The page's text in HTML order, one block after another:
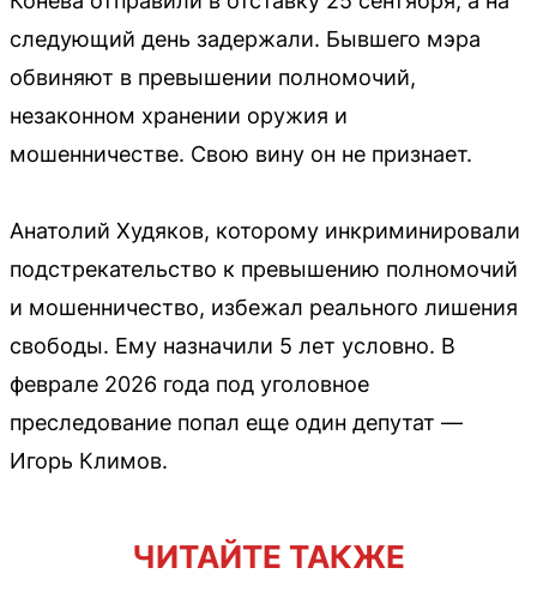
следующий день задержали. Бывшего мэра
обвиняют в превышении полномочий,
незаконном хранении оружия и
мошенничестве. Свою вину он не признает.
Анатолий Худяков, которому инкриминировали
подстрекательство к превышению полномочий
и мошенничество, избежал реального лишения
свободы. Ему назначили 5 лет условно. В
феврале 2026 года под уголовное
преследование попал еще один депутат —
Игорь Климов.
ЧИТАЙТЕ ТАКЖЕ